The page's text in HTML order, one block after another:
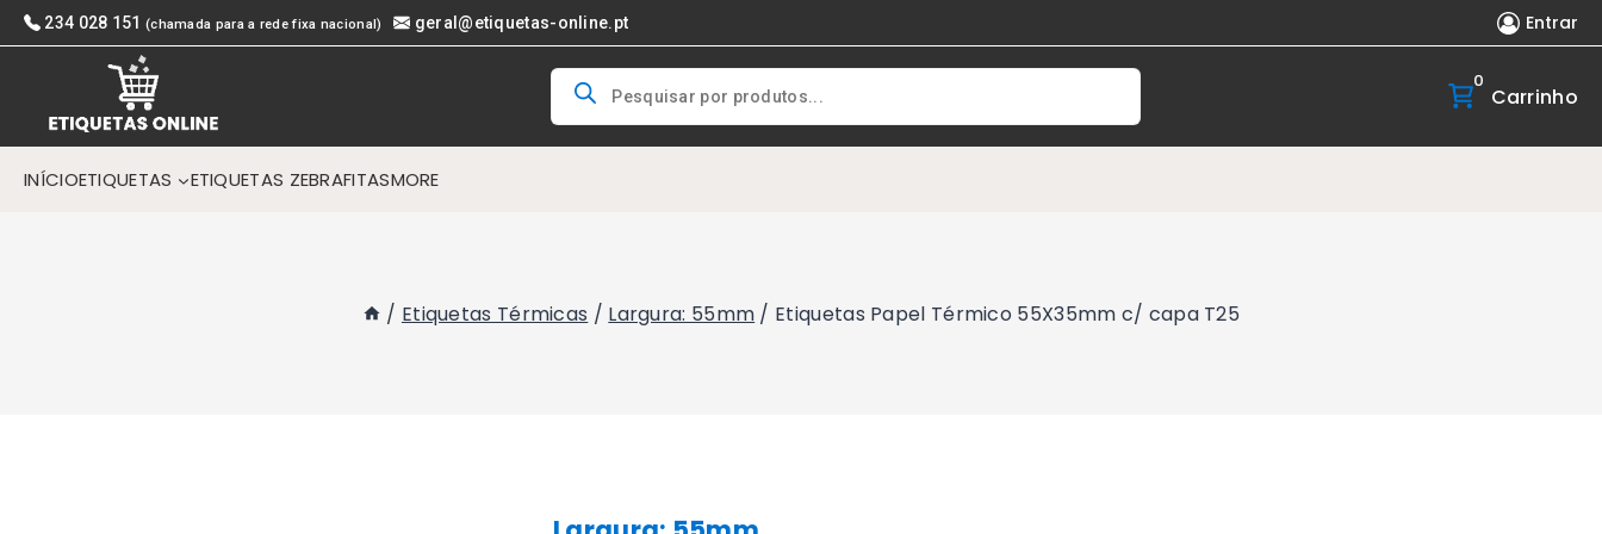
Skip
to
234 028 151 (chamada para a rede fixa nacional) geral@etiquetas-online.pt Entrar
Products
search
0
Carrinho
INÍCIOETIQUETAS ETIQUETAS ZEBRAFITASMORE
/ Etiquetas Térmicas / Largura: 55mm / Etiquetas Papel Térmico 55X35mm c/ capa T25